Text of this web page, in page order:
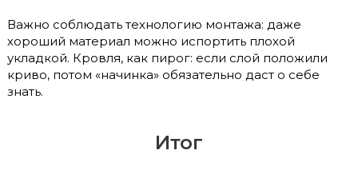
Важно соблюдать технологию монтажа: даже
хороший материал можно испортить плохой
укладкой. Кровля, как пирог: если слой положили
криво, потом «начинка» обязательно даст о себе
знать.
Итог